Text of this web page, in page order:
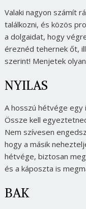
Valaki nagyon számít
találkozni, és közös
a dolgaidat, hogy
éreznéd tehernek őt,
szerint! Menjetek
NYILAS
A hosszú hétvége
Össze kell
Nem szívesen
hogy a másik
hétvége, biztosan
és a káposzta is
BAK